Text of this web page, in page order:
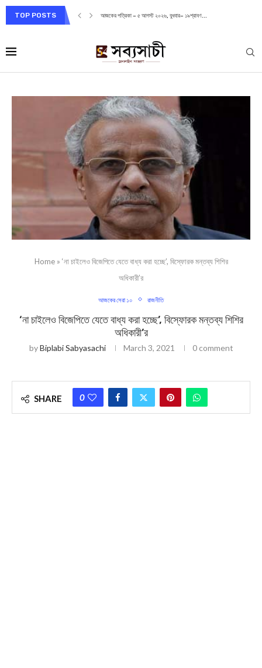
TOP POSTS আজকের পত্রিকা – ৫ আগস্ট ২০২৬, বুধবার– ১৯শ্রাবণ...
Home» ‘না চাইলেও বিজেপিতে যেতে বাধ্য করা হচ্ছে’, বিস্ফোরক মন্তব্য শিশির
অধিকারী’র
আজকের সেরা ১০ রাজনীতি
‘না চাইলেও বিজেপিতে যেতে বাধ্য করা হচ্ছে’, বিস্ফোরক মন্তব্য শিশির
অধিকারী’র
byBiplabi Sabyasachi March 3, 2021 0 comment
SHARE 0